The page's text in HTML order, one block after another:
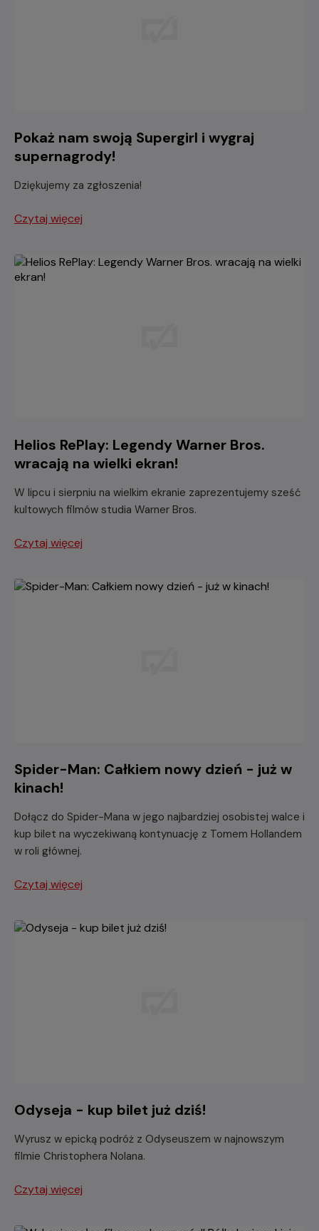
Pokaż nam swoją Supergirl i wygraj
supernagrody!
Dziękujemy za zgłoszenia!
Czytaj więcej
Helios RePlay: Legendy Warner Bros.
wracają na wielki ekran!
W lipcu i sierpniu na wielkim ekranie zaprezentujemy sześć
kultowych filmów studia Warner Bros.
Czytaj więcej
Spider-Man: Całkiem nowy dzień - już w
kinach!
Dołącz do Spider-Mana w jego najbardziej osobistej walce i
kup bilet na wyczekiwaną kontynuację z Tomem Hollandem
w roli głównej.
Czytaj więcej
Odyseja - kup bilet już dziś!
Wyrusz w epicką podróż z Odyseuszem w najnowszym
filmie Christophera Nolana.
Czytaj więcej